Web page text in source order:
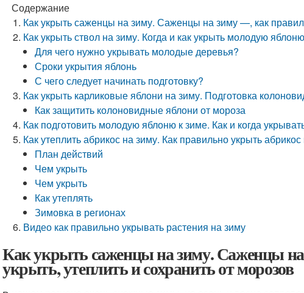
Содержание
Как укрыть саженцы на зиму. Саженцы на зиму —, как
Как укрыть ствол на зиму. Когда и как укрыть молодую
Для чего нужно укрывать молодые деревья?
Сроки укрытия яблонь
С чего следует начинать подготовку?
Как укрыть карликовые яблони на зиму. Подготовка
Как защитить колоновидные яблони от мороза
Как подготовить молодую яблоню к зиме. Как и когда
Как утеплить абрикос на зиму. Как правильно укрыть
План действий
Чем укрыть
Чем укрыть
Как утеплять
Зимовка в регионах
Видео как правильно укрывать растения на зиму
Как укрыть саженцы на зиму. Саженцы
укрыть, утеплить и сохранить от морозов